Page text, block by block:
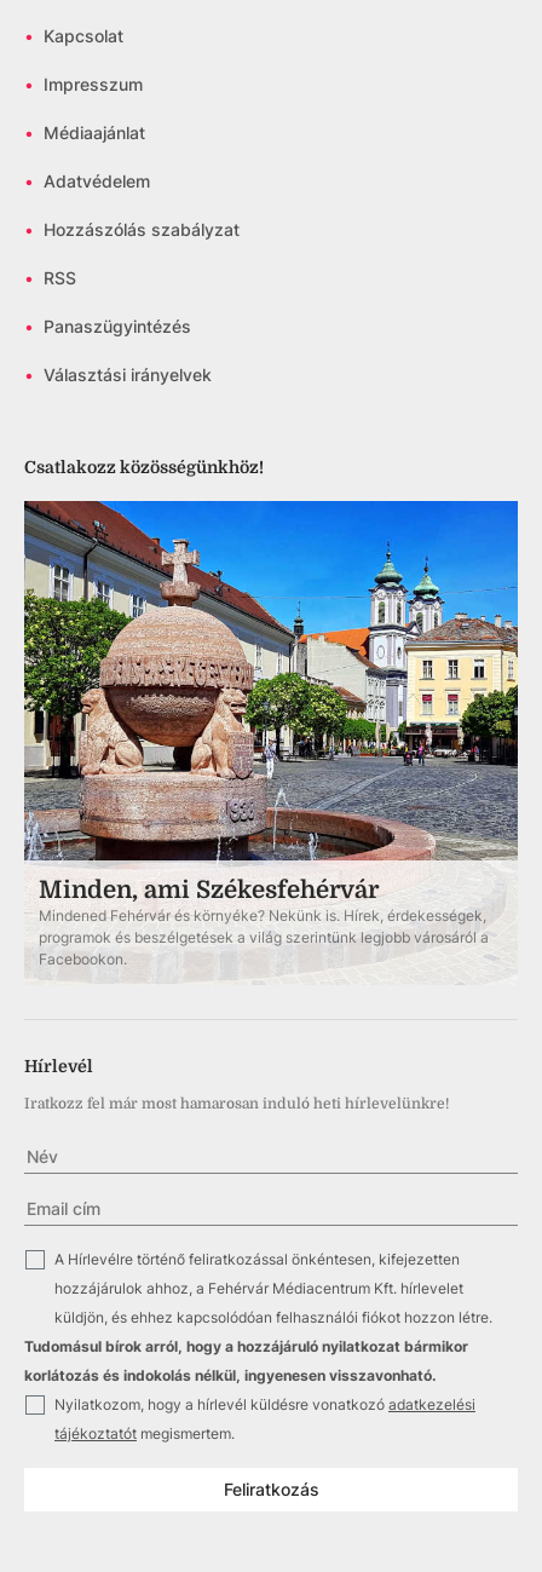
• Kapcsolat
• Impresszum
• Médiaajánlat
• Adatvédelem
• Hozzászólás szabályzat
• RSS
• Panaszügyintézés
• Választási irányelvek
Csatlakozz közösségünkhöz!
Minden, ami Székesfehérvár
Mindened Fehérvár és környéke? Nekünk is. Hírek, érdekességek,
programok és beszélgetések a világ szerintünk legjobb városáról a
Facebookon.
Hírlevél
Iratkozz fel már most hamarosan induló heti hírlevelünkre!
A Hírlevélre történő feliratkozással önkéntesen, kifejezetten
hozzájárulok ahhoz, a Fehérvár Médiacentrum Kft. hírlevelet
küldjön, és ehhez kapcsolódóan felhasználói fiókot hozzon létre.
Tudomásul bírok arról, hogy a hozzájáruló nyilatkozat bármikor
korlátozás és indokolás nélkül, ingyenesen visszavonható.
Nyilatkozom, hogy a hírlevél küldésre vonatkozó adatkezelési
tájékoztatót megismertem.
Feliratkozás